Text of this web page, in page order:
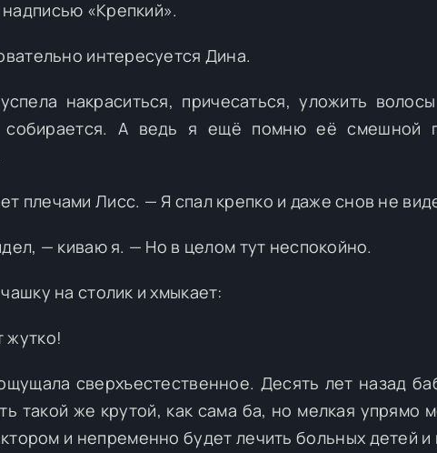
«Крепкий».
интересуется Дина.
накраситься, причесаться, уложить
собирается. А ведь я ещё помню её смешной
плечами Лисс. — Я спал крепко и даже снов не
— киваю я. — Но в целом тут неспокойно.
на столик и хмыкает:
жутко!
сверхъестественное. Десять лет назад
такой же крутой, как сама ба, но мелкая упрямо
и непременно будет лечить больных детей и